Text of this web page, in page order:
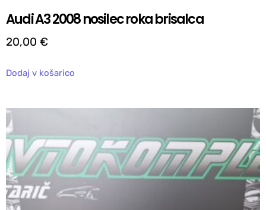
Audi A3 2008 nosilec roka brisalca
20,00 €
Dodaj v košarico